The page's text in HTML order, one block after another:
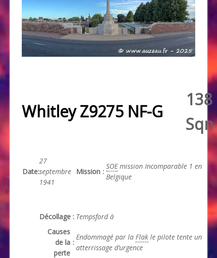
Whitley Z9275 NF-G
138
Sqn
Date:
27
septembre
1941
Mission :
SOEmission Incomparable 1 en
Belgique
Décollage : Tempsford à
Causes
de la
perte
:
Endommagé par la Flak le pilote tente un
atterrissage d’urgence